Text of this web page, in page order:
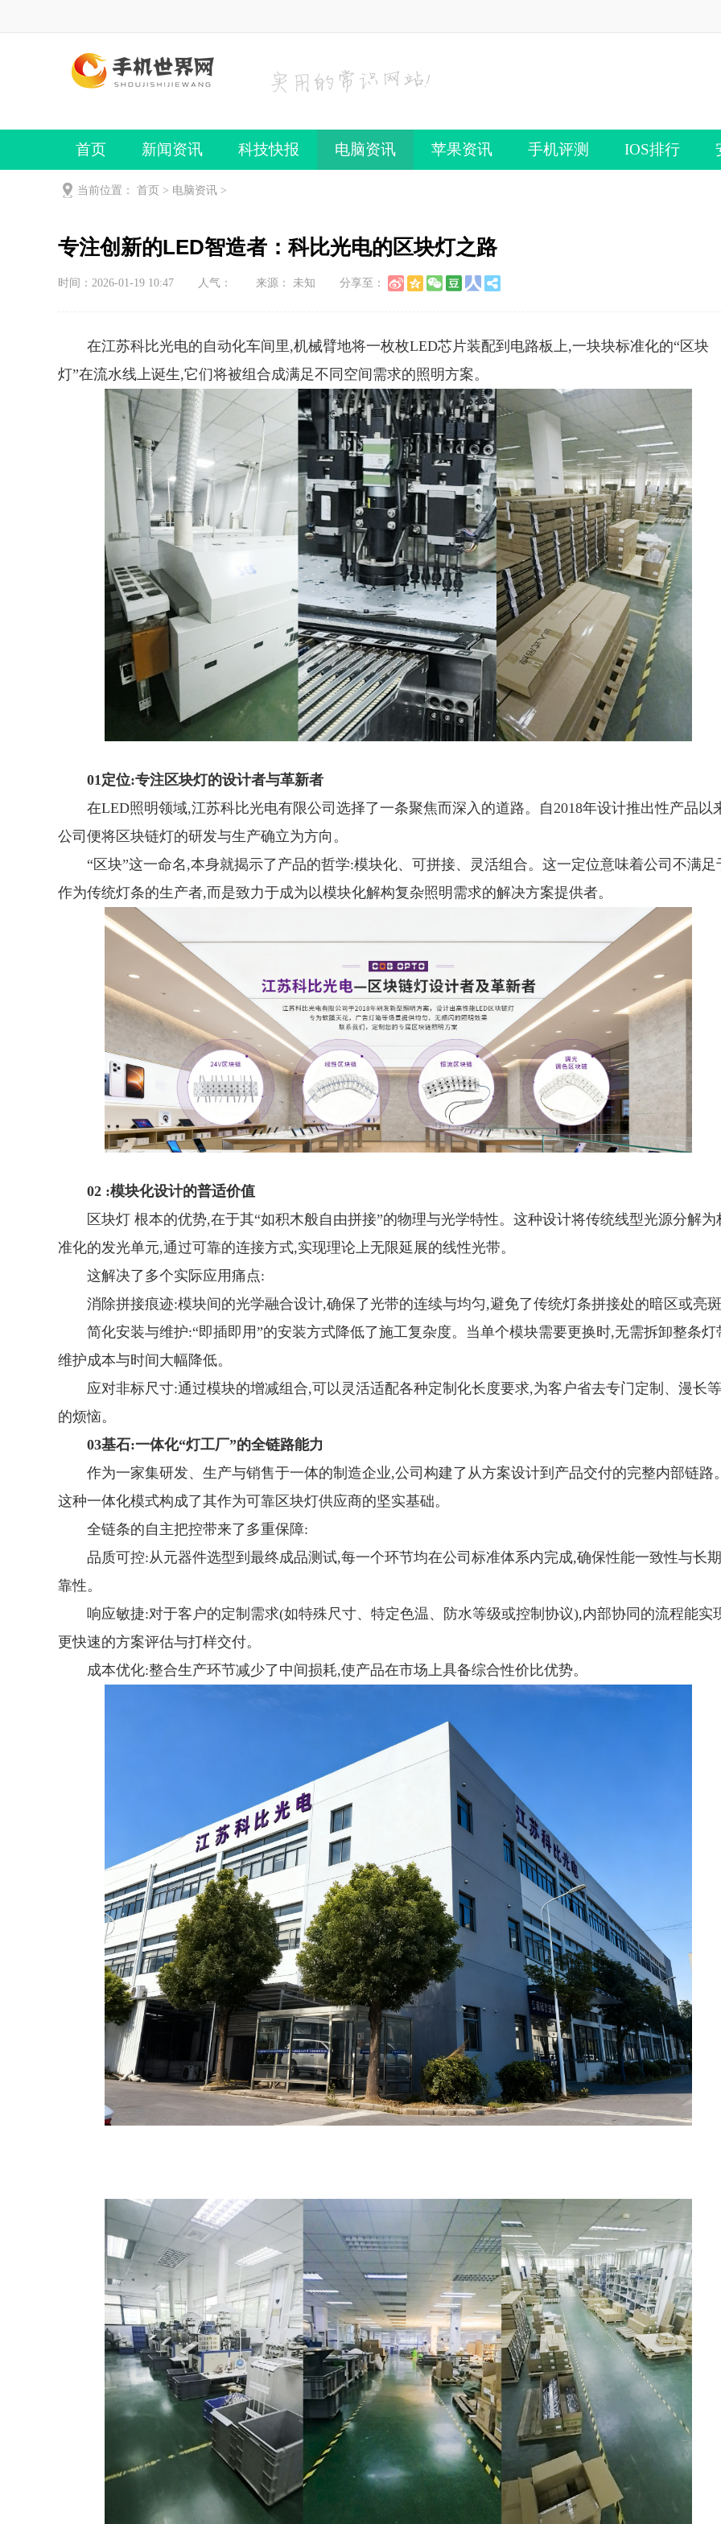
首页 新闻资讯 科技快报 电脑资讯 苹果资讯 手机评测 IOS排行
手机频道 手机技巧
当前位置： 首页 > 电脑资讯 >
专注创新的LED智造者：科比光电的区块灯之路
时间：2026-01-19 10:47 人气： 来源： 未知 分享至：
在江苏科比光电的自动化车间里,机械臂地将一枚枚LED芯片装配到电路板上,一块块标准化的“区块
灯”在流水线上诞生,它们将被组合成满足不同空间需求的照明方案。
01定位:专注区块灯的设计者与革新者
在LED照明领域,江苏科比光电有限公司选择了一条聚焦而深入的道路。自2018年设计推出性产品以
公司便将区块链灯的研发与生产确立为方向。
“区块”这一命名,本身就揭示了产品的哲学:模块化、可拼接、灵活组合。这一定位意味着公司不满足
作为传统灯条的生产者,而是致力于成为以模块化解构复杂照明需求的解决方案提供者。
02 :模块化设计的普适价值
区块灯 根本的优势,在于其“如积木般自由拼接”的物理与光学特性。这种设计将传统线型光源分解为
准化的发光单元,通过可靠的连接方式,实现理论上无限延展的线性光带。
这解决了多个实际应用痛点:
消除拼接痕迹:模块间的光学融合设计,确保了光带的连续与均匀,避免了传统灯条拼接处的暗区或亮斑
简化安装与维护:“即插即用”的安装方式降低了施工复杂度。当单个模块需要更换时,无需拆卸整条灯
维护成本与时间大幅降低。
应对非标尺寸:通过模块的增减组合,可以灵活适配各种定制化长度要求,为客户省去专门定制、漫长
的烦恼。
03基石:一体化“灯工厂”的全链路能力
作为一家集研发、生产与销售于一体的制造企业,公司构建了从方案设计到产品交付的完整内部链路。
这种一体化模式构成了其作为可靠区块灯供应商的坚实基础。
全链条的自主把控带来了多重保障:
品质可控:从元器件选型到最终成品测试,每一个环节均在公司标准体系内完成,确保性能一致性与长
靠性。
响应敏捷:对于客户的定制需求(如特殊尺寸、特定色温、防水等级或控制协议),内部协同的流程能实
更快速的方案评估与打样交付。
成本优化:整合生产环节减少了中间损耗,使产品在市场上具备综合性价比优势。